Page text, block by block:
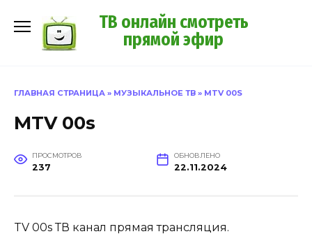
содержанию
ТВ онлайн смотреть
прямой эфир
ГЛАВНАЯ СТРАНИЦА » МУЗЫКАЛЬНОЕ ТВ » MTV 00S
MTV 00s
ПРОСМОТРОВ
237
ОБНОВЛЕНО
22.11.2024
TV 00s ТВ канал прямая трансляция.